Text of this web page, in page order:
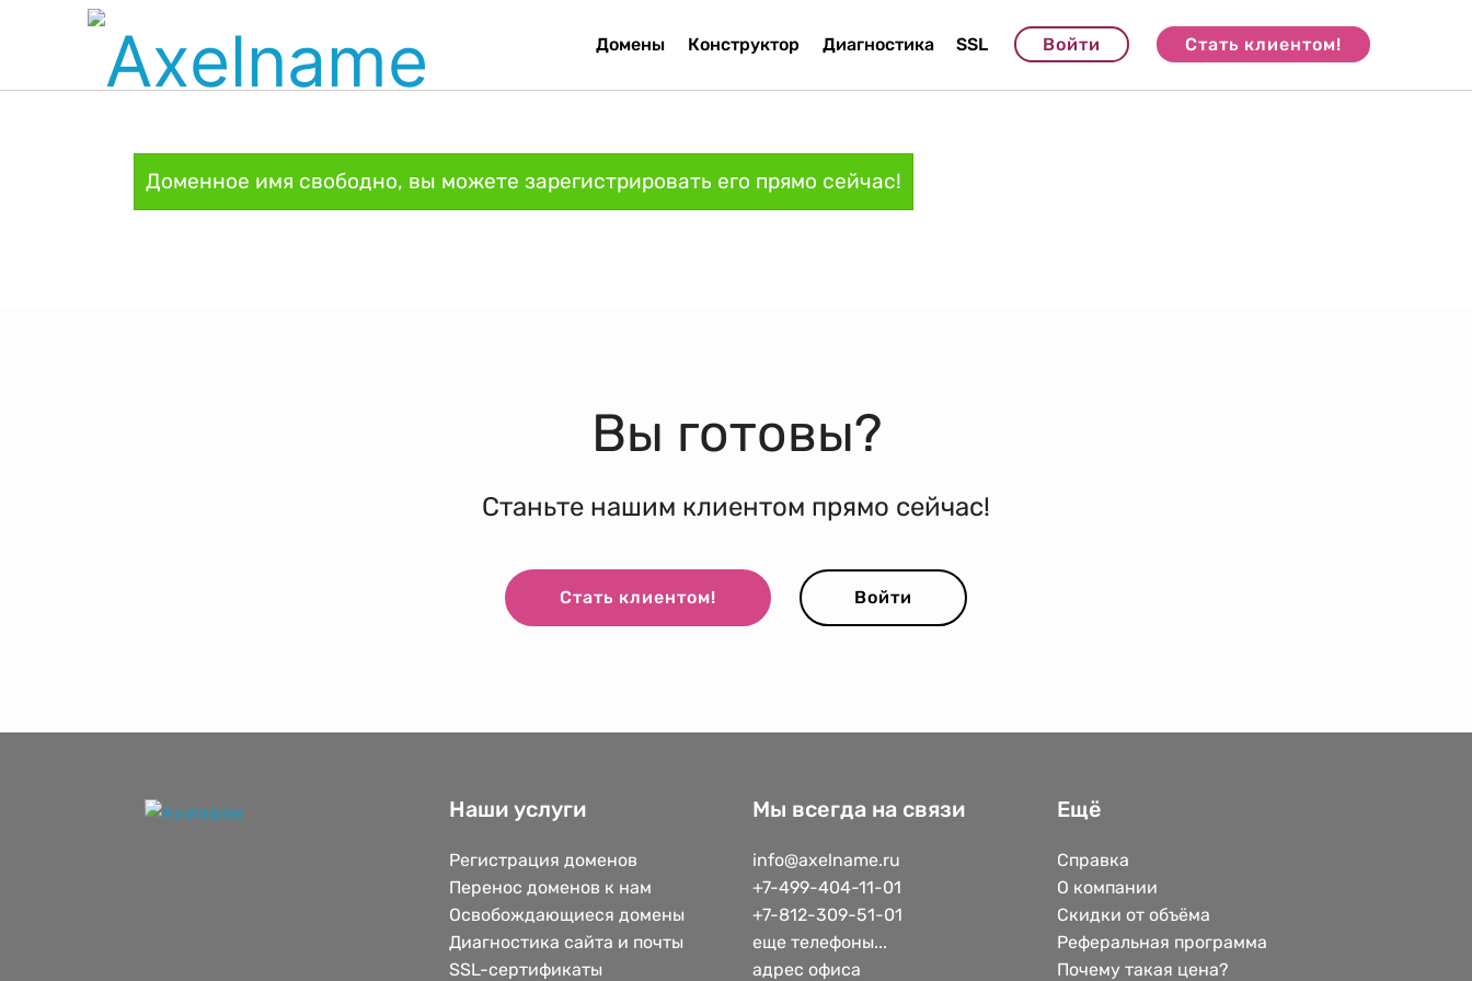
Домены Конструктор Диагностика SSL Войти Стать клиентом!
Доменное имя свободно, вы можете зарегистрировать его прямо сейчас!
Вы готовы?
Станьте нашим клиентом прямо сейчас!
Стать клиентом! Войти
Наши услуги
Регистрация доменов
Перенос доменов к нам
Освобождающиеся домены
Диагностика сайта и почты
SSL-сертификаты
Мы всегда на связи
info@axelname.ru
+7-499-404-11-01
+7-812-309-51-01
еще телефоны...
адрес офиса
Ещё
Справка
О компании
Скидки от объёма
Реферальная программа
Почему такая цена?